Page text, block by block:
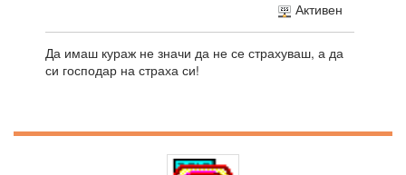
Активен
Да имаш кураж не значи да не се страхуваш, а да
си господар на страха си!